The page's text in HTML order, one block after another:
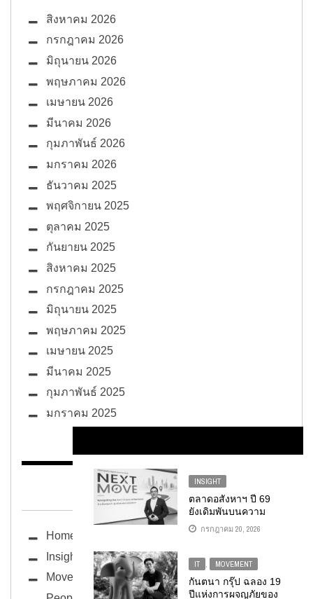
INSIGHT
ตลาดอสังหาฯ ปี 69
ยังเดิมพันบนความ
ท้าทาย แนะทุกฝ่าย
ปรับตัวไว เพื่อคว้า
ผ่าน
กรกฎาคม 20, 2026
IT , MOVEMENT
กันตนา กรุ๊ป ฉลอง 19
ปีแห่งการผจญภัยของ
สิงหาคม 2026
กรกฎาคม 2026
มิถุนายน 2026
พฤษภาคม 2026
เมษายน 2026
มีนาคม 2026
กุมภาพันธ์ 2026
มกราคม 2026
ธันวาคม 2025
พฤศจิกายน 2025
ตุลาคม 2025
กันยายน 2025
สิงหาคม 2025
กรกฎาคม 2025
มิถุนายน 2025
พฤษภาคม 2025
เมษายน 2025
มีนาคม 2025
กุมภาพันธ์ 2025
มกราคม 2025
BUG ซอกแซก
Home
Insight
Movement